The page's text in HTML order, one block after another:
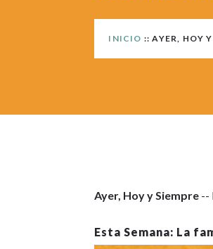
INICIO :: AYER, HOY
Ayer, Hoy y Siempre --
La